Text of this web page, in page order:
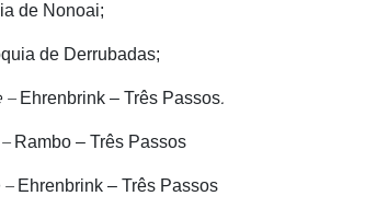
de Nonoai;
de Derrubadas;
– Ehrenbrink – Três Passos.
Rambo – Três Passos
Ehrenbrink – Três Passos